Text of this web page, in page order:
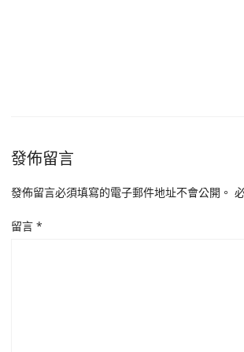
發佈留言
發佈留言必須填寫的電子郵件地址不會公開。
留言 *